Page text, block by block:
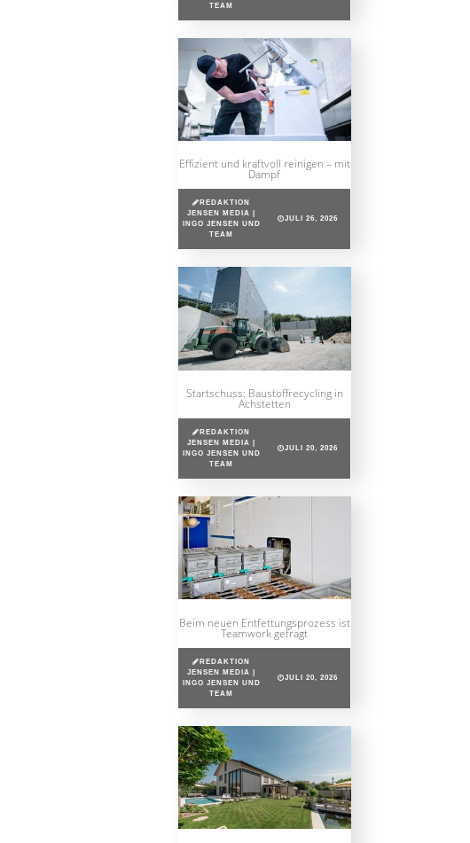
TEAM
Effizient und kraftvoll reinigen – mit
Dampf
REDAKTION
JENSEN MEDIA |
INGO JENSEN UND
TEAM
JULI 26, 2026
Startschuss: Baustoffrecycling in
Achstetten
REDAKTION
JENSEN MEDIA |
INGO JENSEN UND
TEAM
JULI 20, 2026
Beim neuen Entfettungsprozess ist
Teamwork gefragt
REDAKTION
JENSEN MEDIA |
INGO JENSEN UND
TEAM
JULI 20, 2026